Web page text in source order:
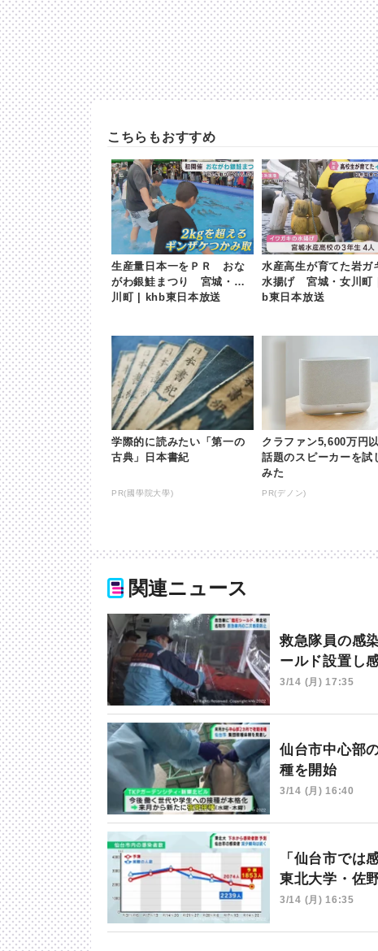
こちらもおすすめ
生産量日本一をＰＲ おな
がわ銀鮭まつり 宮城・女
川町 | khb東日本放送
水産高生が育てた岩ガ
水揚げ 宮城・女川町
b東日本放送
学際的に読みたい「第一の
古典」日本書紀
PR(國學院大學)
クラファン5,600万円
話題のスピーカーを試
みた
PR(デノン)
関連ニュース
救急隊員の感
ールド設置し
3/14 (月) 17:35
仙台市中心部
種を開始
3/14 (月) 16:40
「仙台市では
東北大学・佐
3/14 (月) 16:35